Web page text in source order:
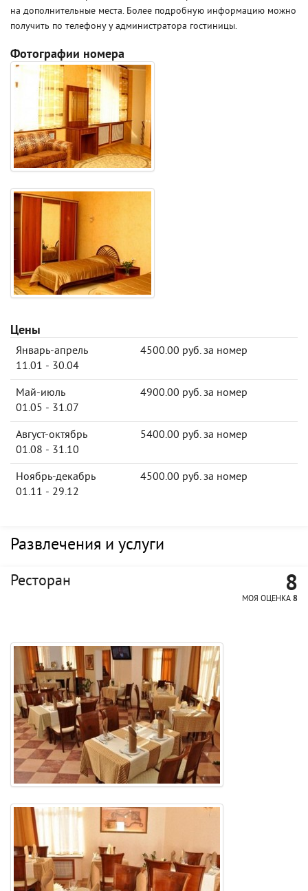
на дополнительные места. Более подробную информацию можно
получить по телефону у администратора гостиницы.
Фотографии номера
Цены
Январь-апрель
11.01 - 30.04
4500.00 руб. за номер
Май-июль
01.05 - 31.07
4900.00 руб. за номер
Август-октябрь
01.08 - 31.10
5400.00 руб. за номер
Ноябрь-декабрь
01.11 - 29.12
4500.00 руб. за номер
Развлечения и услуги
Ресторан 8
МОЯ ОЦЕНКА 8